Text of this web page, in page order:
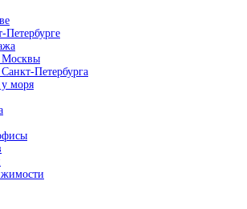
Петербурге
Москвы
Петербурга
моря